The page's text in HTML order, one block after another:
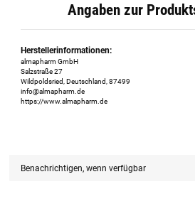
Angaben zur
Herstellerinformationen:
almapharm GmbH
Salzstraße 27
Wildpoldsried, Deutschland, 87499
info@almapharm.de
https://www.almapharm.de
Benachrichtigen, wenn verfügbar